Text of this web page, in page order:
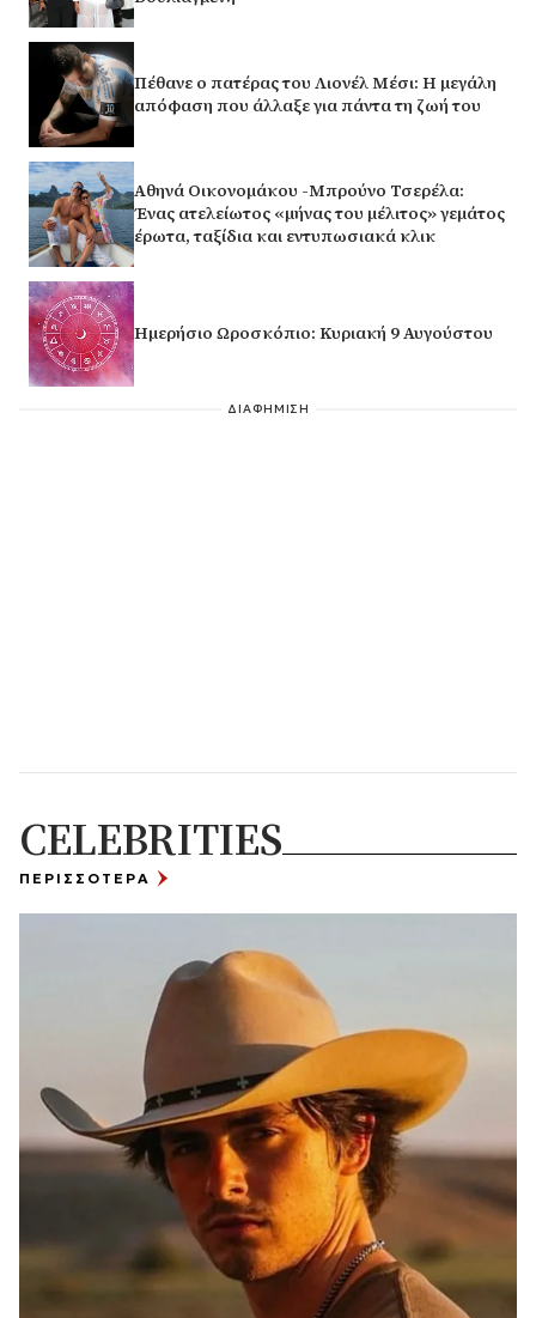
Πέθανε ο πατέρας του Λιονέλ Μέσι: Η μεγάλη
απόφαση που άλλαξε για πάντα τη ζωή του
Αθηνά Οικονομάκου -Μπρούνο Τσερέλα:
Ένας ατελείωτος «μήνας του μέλιτος» γεμάτος
έρωτα, ταξίδια και εντυπωσιακά κλικ
Ημερήσιο Ωροσκόπιο: Κυριακή 9 Αυγούστου
ΔΙΑΦΗΜΙΣΗ
CELEBRITIES
ΠΕΡΙΣΣΟΤΕΡΑ